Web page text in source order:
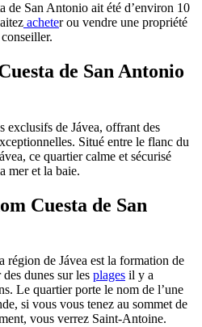
de San Antonio ait été d’environ 10
acheter ou vendre une propriété
de San Antonio
exclusifs de Jávea, offrant des
Situé entre le flanc du
ce quartier calme et sécurisé
mer et la baie.
Cuesta de San
région de Jávea est la formation de
dunes sur les plages il y a
Le quartier porte le nom de l’une
si vous vous tenez au sommet de
vous verrez Saint-Antoine.